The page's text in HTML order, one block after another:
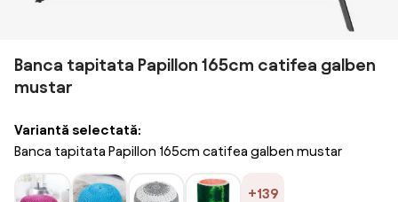
Banca tapitata Papillon 165cm catifea galben
mustar
Variantă selectată:
Banca tapitata Papillon 165cm catifea galben mustar
+139